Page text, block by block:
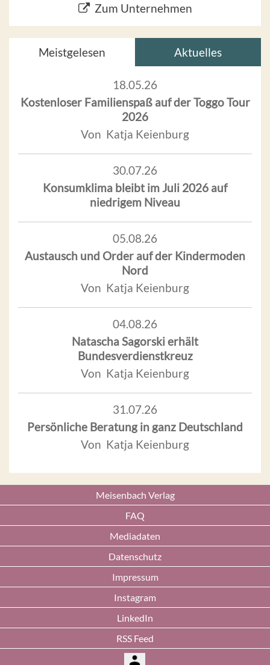
Zum Unternehmen
Meistgelesen Aktuelles
18.05.26
Kostenloser Familienspaß auf der Toggo Tour
2026
Von Katja Keienburg
30.07.26
Konsumklima bleibt im Juli 2026 auf
niedrigem Niveau
05.08.26
Austausch und Order auf der Kindermoden
Nord
Von Katja Keienburg
04.08.26
Natascha Sagorski erhält
Bundesverdienstkreuz
Von Katja Keienburg
31.07.26
Persönliche Beratung in ganz Deutschland
Von Katja Keienburg
Meisenbach Verlag
FAQ
Mediadaten
Datenschutz
Impressum
Instagram
LinkedIn
RSS Feed